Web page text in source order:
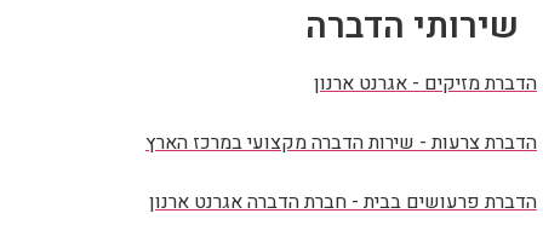
שירותי הדברה
הדברת מזיקים - אגרנט ארנון
הדברת צרעות - שירות הדברה מקצועי במרכז הארץ
הדברת פרעושים בבית - חברת הדברה אגרנט ארנון